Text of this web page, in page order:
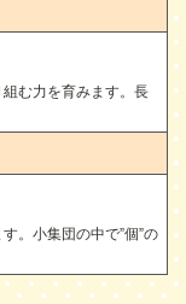
む力を育みます。長
。小集団の中で”個”の